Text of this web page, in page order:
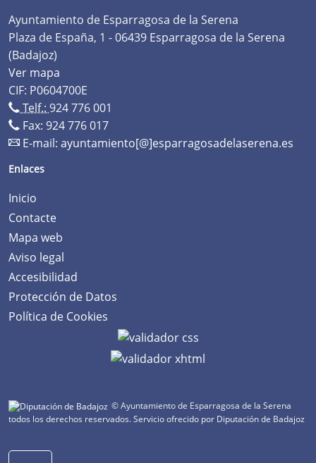
Ayuntamiento de Esparragosa de la Serena
Plaza de España, 1 - 06439 Esparragosa de la Serena
(Badajoz)
Ver mapa
CIF: P0604700E
Telf.: 924 776 001
Fax: 924 776 017
E-mail: ayuntamiento[@]esparragosadelaserena.es
Enlaces
Inicio
Contacte
Mapa web
Aviso legal
Accesibilidad
Protección de Datos
Política de Cookies
© Ayuntamiento de Esparragosa de la Serena
todos los derechos reservados.Servicio ofrecido por Diputación de Badajoz